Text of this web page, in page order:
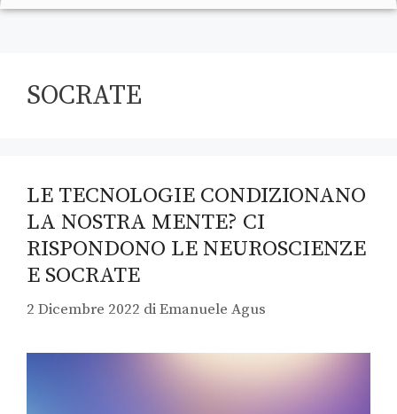
SOCRATE
LE TECNOLOGIE CONDIZIONANO
LA NOSTRA MENTE? CI
RISPONDONO LE NEUROSCIENZE
E SOCRATE
2 Dicembre 2022 diEmanuele Agus